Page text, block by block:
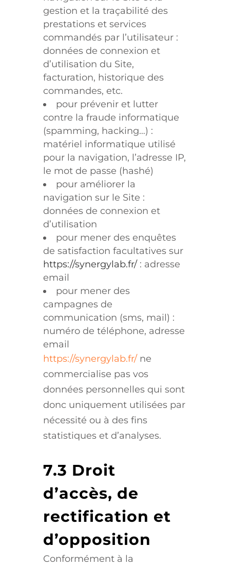
gestion et la traçabilité des
prestations et services
commandés par l’utilisateur :
données de connexion et
d’utilisation du Site,
facturation, historique des
commandes, etc.
pour prévenir et lutter
contre la fraude informatique
(spamming, hacking…) :
matériel informatique utilisé
pour la navigation, l’adresse IP,
le mot de passe (hashé)
pour améliorer la
navigation sur le Site :
données de connexion et
d’utilisation
pour mener des enquêtes
de satisfaction facultatives sur
https://synergylab.fr/ : adresse
email
pour mener des
campagnes de
communication (sms, mail) :
numéro de téléphone, adresse
email
https://synergylab.fr/ ne
commercialise pas vos
données personnelles qui sont
donc uniquement utilisées par
nécessité ou à des fins
statistiques et d’analyses.
7.3 Droit
d’accès, de
rectification et
d’opposition
Conformément à la